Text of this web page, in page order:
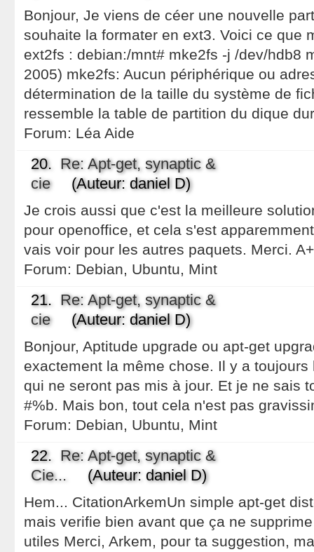
Bonjour, Je viens de céer une nouvelle
souhaite la formater en ext3. Voici ce que
ext2fs : debian:/mnt# mke2fs -j /dev/hdb8
2005) mke2fs: Aucun périphérique ou
détermination de la taille du système de
ressemble la table de partition du dique
Forum: Léa Aide
20. Re: Apt-get, synaptic &
cie(Auteur: daniel D)
Je crois aussi que c'est la meilleure
pour openoffice, et cela s'est
vais voir pour les autres paquets. Merci.
Forum: Debian, Ubuntu, Mint
21. Re: Apt-get, synaptic &
cie(Auteur: daniel D)
Bonjour, Aptitude upgrade ou apt-get
exactement la même chose. Il y a
qui ne seront pas mis à jour. Et je ne sais
#%b. Mais bon, tout cela n'est pas
Forum: Debian, Ubuntu, Mint
22. Re: Apt-get, synaptic &
Cie... (Auteur: daniel D)
Hem... CitationArkemUn simple apt-get
mais verifie bien avant que ça ne
utiles Merci, Arkem, pour ta suggestion,